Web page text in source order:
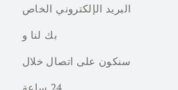
البريد الإلكتروني الخاص
بك لنا و
سنكون على اتصال خلال
24 ساعة.